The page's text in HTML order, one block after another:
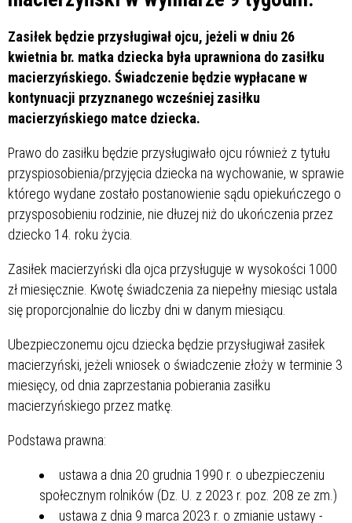
Zasiłek będzie przysługiwał ojcu, jeżeli w dniu 26
kwietnia br. matka dziecka była uprawniona do zasiłku
macierzyńskiego. Świadczenie będzie wypłacane w
kontynuacji przyznanego wcześniej zasiłku
macierzyńskiego matce dziecka.
Prawo do zasiłku będzie przysługiwało ojcu również z tytułu
przyspiosobienia/przyjęcia dziecka na wychowanie, w sprawie
którego wydane zostało postanowienie sądu opiekuńczego o
przysposobieniu rodzinie, nie dłuzej niż do ukończenia przez
dziecko 14. roku życia.
Zasiłek macierzyński dla ojca przysługuje w wysokości 1000
zł miesięcznie. Kwotę świadczenia za niepełny miesiąc ustala
się proporcjonalnie do liczby dni w danym miesiącu.
Ubezpieczonemu ojcu dziecka będzie przysługiwał zasiłek
macierzyński, jeżeli wniosek o świadczenie złoży w terminie 3
miesięcy, od dnia zaprzestania pobierania zasiłku
macierzyńskiego przez matkę.
Podstawa prawna:
ustawa a dnia 20 grudnia 1990 r. o ubezpieczeniu
społecznym rolników (Dz. U. z 2023 r. poz. 208 ze zm.)
ustawa z dnia 9 marca 2023 r. o zmianie ustawy -